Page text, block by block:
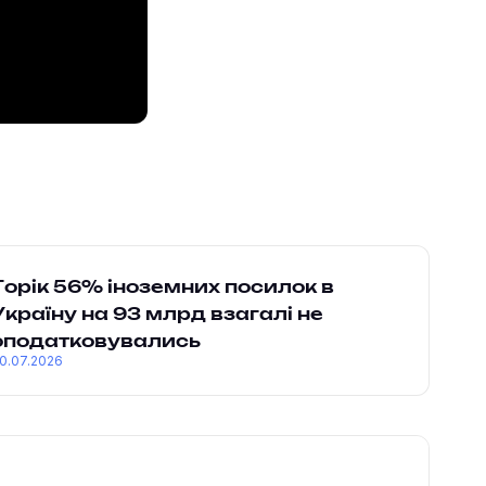
56% іноземних посилок в
на 93 млрд взагалі не